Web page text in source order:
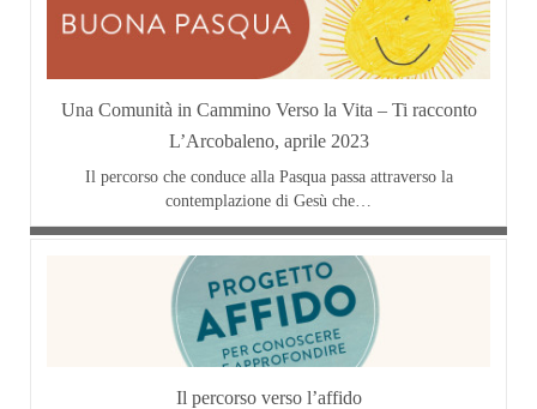
Una Comunità in Cammino Verso la Vita – Ti racconto
L’Arcobaleno, aprile 2023
Il percorso che conduce alla Pasqua passa attraverso la
contemplazione di Gesù che…
Il percorso verso l’affido